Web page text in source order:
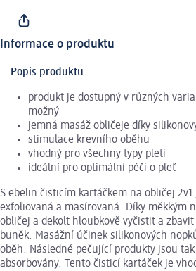
Informace o produktu
Popis produktu
produkt je dostupný v různých
možný
jemná masáž obličeje díky
stimulace krevního oběhu
vhodný pro všechny typy pleti
ideální pro optimální péči o pleť
S ebelin čisticím kartáčkem na obličej
exfoliovaná a masírovaná. Díky měkkým
obličej a dekolt hloubkově vyčistit a
buněk. Masážní účinek silikonových
oběh. Následné pečující produkty jsou
absorbovány. Tento čisticí kartáček je